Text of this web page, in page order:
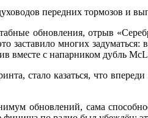
передних тормозов и
обновления, отрыв
многих задуматься:
вместе с напарником дубль
стало казаться, что
обновлений, сама